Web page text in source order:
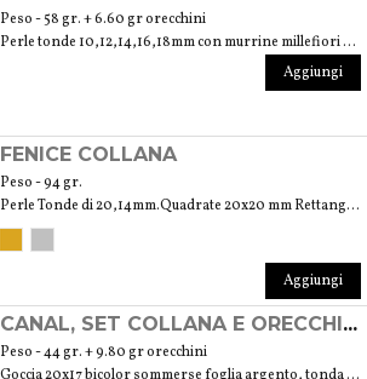
Peso - 58 gr. + 6.60 gr orecchini
Perle tonde 10,12,14,16,18mm con murrine millefiori e foglia oro 24 Kt.
Aggiungi
FENICE COLLANA
Peso - 94 gr.
Perle Tonde di 20,14mm.Quadrate 20x20 mm Rettangoli 25x15mm Cuori 19mm Schiacciate 25x20 Sassi 19x14mm
Aggiungi
CANAL, SET COLLANA E ORECCHINI
Peso - 44 gr. + 9.80 gr orecchini